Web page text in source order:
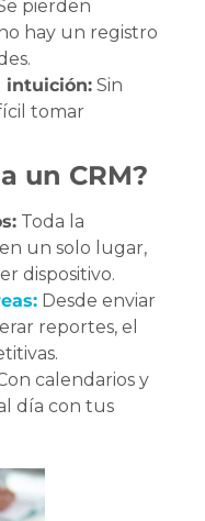
pierden
hay un registro
intuición: Sin
tomar
un CRM?
Toda la
un solo lugar,
dispositivo.
Desde enviar
reportes, el
calendarios y
día con tus